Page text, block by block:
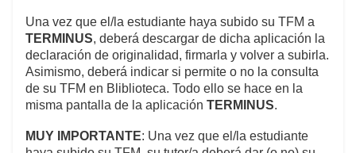
Una vez que el/la estudiante haya subido su TFM a
TERMINUS, deberá descargar de dicha aplicación la
declaración de originalidad, firmarla y volver a subirla.
Asimismo, deberá indicar si permite o no la consulta
de su TFM en Bliblioteca. Todo ello se hace en la
misma pantalla de la aplicación TERMINUS.
MUY IMPORTANTE: Una vez que el/la estudiante